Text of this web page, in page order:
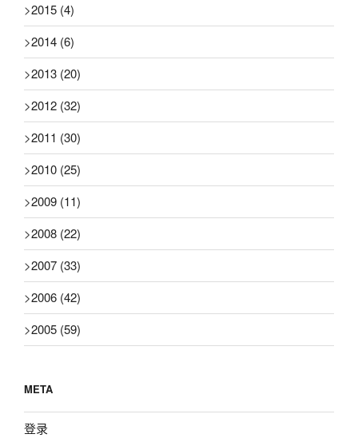
>2015 (4)
>2014 (6)
>2013 (20)
>2012 (32)
>2011 (30)
>2010 (25)
>2009 (11)
>2008 (22)
>2007 (33)
>2006 (42)
>2005 (59)
META
登录